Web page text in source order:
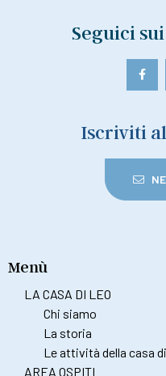
Seguici
Iscriviti
Menù
LA CASA DI LEO
Chi siamo
La storia
Le attività della casa
AREA OSPITI